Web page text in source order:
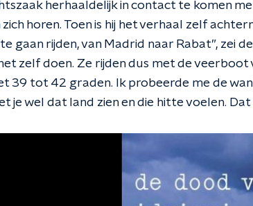
herhaaldelijk in contact te komen
zich horen. Toen is hij het verhaal zelf
gaan rijden, van Madrid naar Rabat”, zei
zelf doen. Ze rijden dus met de veerboot
39 tot 42 graden. Ik probeerde me de
je wel dat land zien en die hitte voelen.